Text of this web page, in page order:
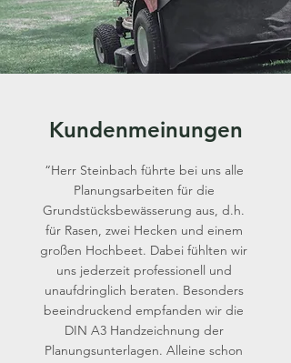
Kundenmeinungen
“Herr Steinbach führte bei uns alle
Planungsarbeiten für die
Grundstücksbewässerung aus, d.h.
für Rasen, zwei Hecken und einem
großen Hochbeet. Dabei fühlten wir
uns jederzeit professionell und
unaufdringlich beraten. Besonders
beeindruckend empfanden wir die
DIN A3 Handzeichnung der
Planungsunterlagen. Alleine schon